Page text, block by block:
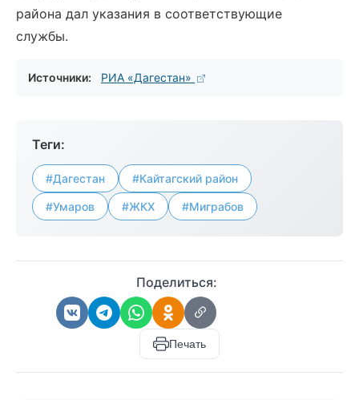
района дал указания в соответствующие
службы.
Источники: РИА «Дагестан»
Теги:
#Дагестан #Кайтагский район
#Умаров #ЖКХ #Миграбов
Поделиться:
Печать